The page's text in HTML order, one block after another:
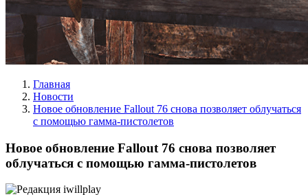
Главная
Новости
Новое обновление Fallout 76 снова позволяет облучаться
с помощью гамма-пистолетов
Новое обновление Fallout 76 снова позволяет
облучаться с помощью гамма-пистолетов